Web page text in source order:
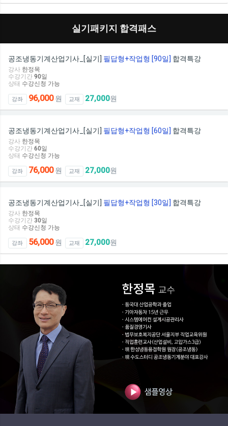
실기패키지 합격패스
공조냉동기계산업기사_[실기] 필답형+작업형 [90일] 합격특강
강사 한정목
수강기간 90일
상태 수강신청 가능
강좌 96,000원 교재 27,000원
공조냉동기계산업기사_[실기] 필답형+작업형 [60일] 합격특강
강사 한정목
수강기간 60일
상태 수강신청 가능
강좌 76,000원 교재 27,000원
공조냉동기계산업기사_[실기] 필답형+작업형 [30일] 합격특강
강사 한정목
수강기간 30일
상태 수강신청 가능
강좌 56,000원 교재 27,000원